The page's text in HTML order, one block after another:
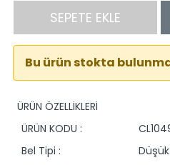
SEPETE EKLE
Bu ürün stokta
ÜRÜN ÖZELLİKLERİ
ÜRÜN KODU :
Bel Tipi :